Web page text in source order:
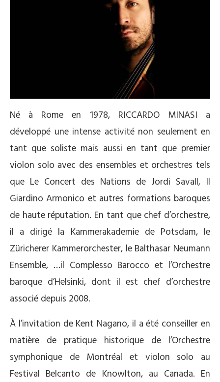
Né à Rome en 1978, RICCARDO MINASI a
développé une intense activité non seulement en
tant que soliste mais aussi en tant que premier
violon solo avec des ensembles et orchestres tels
que Le Concert des Nations de Jordi Savall, Il
Giardino Armonico et autres formations baroques
de haute réputation. En tant que chef d’orchestre,
il a dirigé la Kammerakademie de Potsdam, le
Züricherer Kammerorchester, le Balthasar Neumann
Ensemble, …il Complesso Barocco et l’Orchestre
baroque d’Helsinki, dont il est chef d’orchestre
associé depuis 2008.
À l’invitation de Kent Nagano, il a été conseiller en
matière de pratique historique de l’Orchestre
symphonique de Montréal et violon solo au
Festival Belcanto de Knowlton, au Canada. En